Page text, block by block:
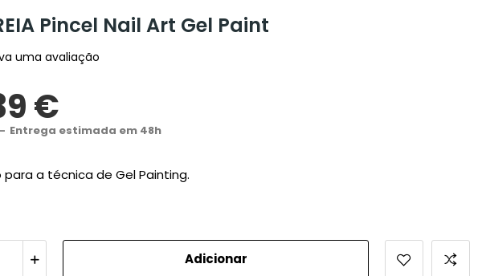
Pincel Nail Art Gel Paint
uma avaliação
€
Entrega estimada em 48h
para a técnica de Gel Painting.
Adicionar